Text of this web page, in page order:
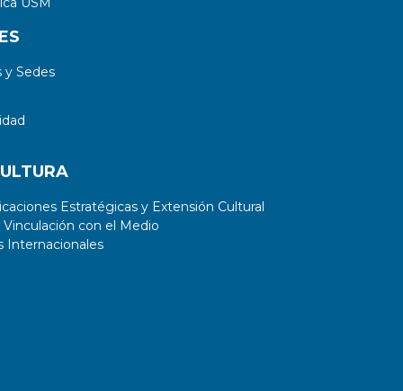
Sedes
Estratégicas y Extensión Cultural
con el Medio
Internacionales